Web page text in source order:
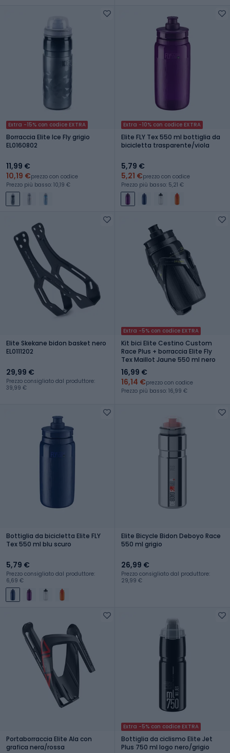
Extra -15% con codice EXTRA
Borraccia Elite Ice Fly grigio
EL0160802
11,99 €
10,19 €prezzo con codice
Prezzo più basso: 10,19 €
Extra -10% con codice EXTRA
Elite FLY Tex 550 ml bottiglia da
bicicletta trasparente/viola
5,79 €
5,21 €prezzo con codice
Prezzo più basso: 5,21 €
Elite Skekane bidon basket nero
EL0111202
29,99 €
Prezzo consigliato dal produttore:
39,99 €
Extra -5% con codice EXTRA
Kit bici Elite Cestino Custom
Race Plus + borraccia Elite Fly
Tex Maillot Jaune 550 ml nero
16,99 €
16,14 €prezzo con codice
Prezzo più basso: 16,99 €
Bottiglia da bicicletta Elite FLY
Tex 550 ml blu scuro
5,79 €
Prezzo consigliato dal produttore:
6,69 €
Elite Bicycle Bidon Deboyo Race
550 ml grigio
26,99 €
Prezzo consigliato dal produttore:
29,99 €
Portaborraccia Elite Ala con
grafica nera/rossa
Extra -5% con codice EXTRA
Bottiglia da ciclismo Elite Jet
Plus 750 ml logo nero/grigio